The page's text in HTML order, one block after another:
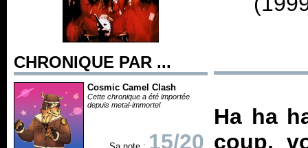
CHRONIQUE PAR ...
Cosmic Camel Clash
Cette chronique a été importée
depuis metal-immortel
15/20
Ha ha
coup,